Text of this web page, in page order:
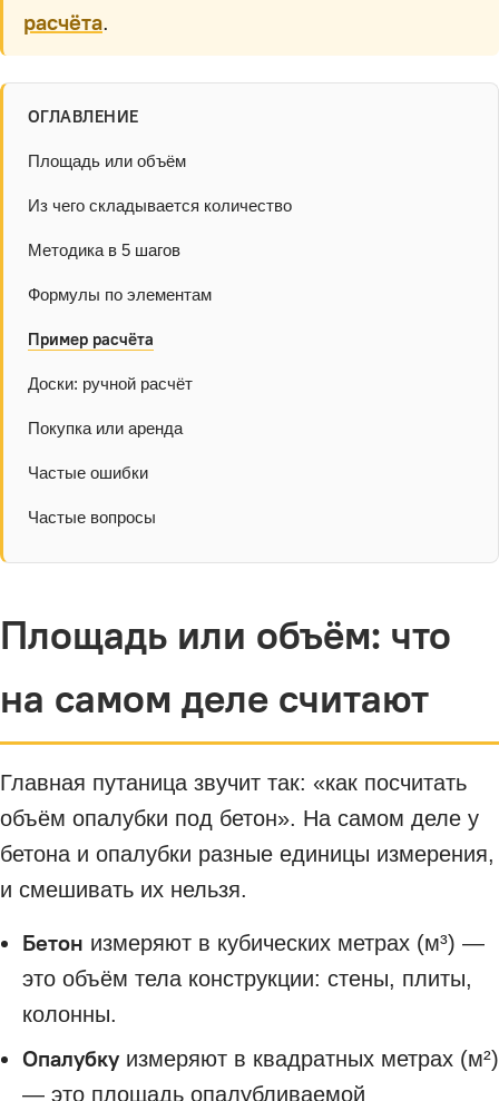
расчёта.
ОГЛАВЛЕНИЕ
Площадь или объём
Из чего складывается количество
Методика в 5 шагов
Формулы по элементам
Пример расчёта
Доски: ручной расчёт
Покупка или аренда
Частые ошибки
Частые вопросы
Площадь или объём: что
на самом деле считают
Главная путаница звучит так: «как посчитать
объём опалубки под бетон». На самом деле у
бетона и опалубки разные единицы измерения,
и смешивать их нельзя.
Бетон измеряют в кубических метрах (м³) —
это объём тела конструкции: стены, плиты,
колонны.
Опалубкуизмеряют в квадратных метрах (м²)
— это площадь опалубливаемой